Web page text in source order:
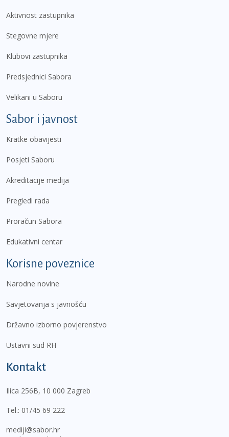
Aktivnost zastupnika
Stegovne mjere
Klubovi zastupnika
Predsjednici Sabora
Velikani u Saboru
Sabor i javnost
Kratke obavijesti
Posjeti Saboru
Akreditacije medija
Pregledi rada
Proračun Sabora
Edukativni centar
Korisne poveznice
Narodne novine
Savjetovanja s javnošću
Državno izborno povjerenstvo
Ustavni sud RH
Kontakt
Ilica 256B, 10 000 Zagreb
Tel.: 01/45 69 222
mediji@sabor.hr